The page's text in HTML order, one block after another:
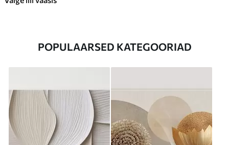
POPULAARSED KATEGOORIAD